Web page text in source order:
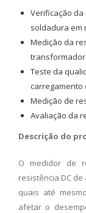
Verificação
soldadura em
Medição da
Teste da
carregamento
Medição de
Avaliação da
Descrição do
O medidor de
resistência DC
quais até
afetar o